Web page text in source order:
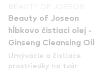
Beauty of Joseon
hĺbkovo čistiaci olej -
Ginseng Cleansing Oil
Umývacie a čistiace
prostriedky na tvár